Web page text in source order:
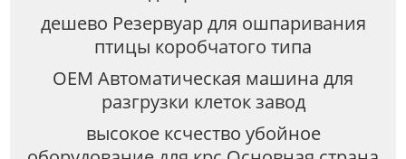
дешево Резервуар для ошпаривания
птицы коробчатого типа
OEM Автоматическая машина для
разгрузки клеток завод
высокое ксчество убойное